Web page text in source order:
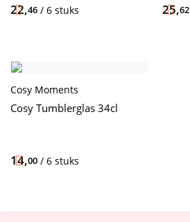
22,46 / 6 stuks 25,62
Cosy Moments
Cosy Tumblerglas 34cl
14,00 / 6 stuks